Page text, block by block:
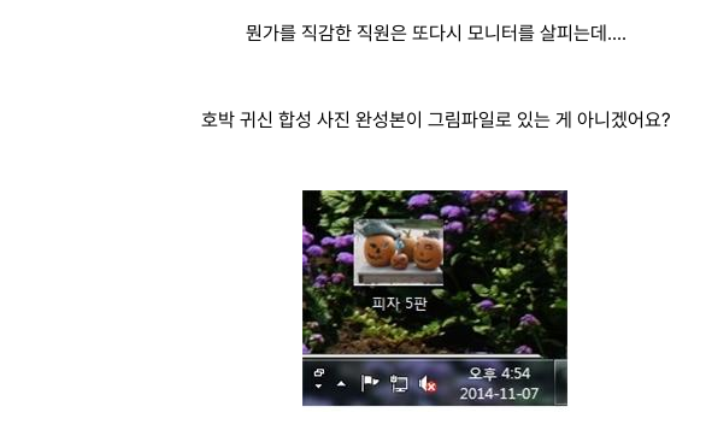
뭔가를 직감한 직원은 또다시 모니터를 살피는데....
호박 귀신 합성 사진 완성본이 그림파일로 있는 게 아니겠어요?